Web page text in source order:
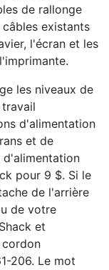
de rallonge
existants
l'écran et les
les niveaux de
d'alimentation
et de
d'alimentation
pour 9 $. Si le
de l'arrière
de votre
et
cordon
206. Le mot